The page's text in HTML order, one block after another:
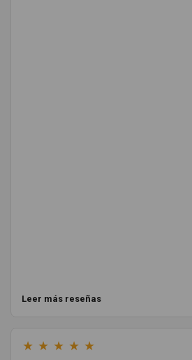
Leer más reseñas
★ ★ ★ ★ ★